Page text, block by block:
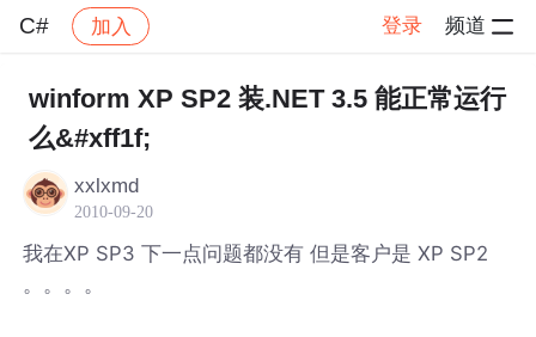
C# 加入 登录 频道
社区 帖子详情
winform XP SP2 装.NET 3.5 能正常运行
么&#xff1f;
xxlxmd
2010-09-20
我在XP SP3 下一点问题都没有 但是客户是 XP SP2
。。。。